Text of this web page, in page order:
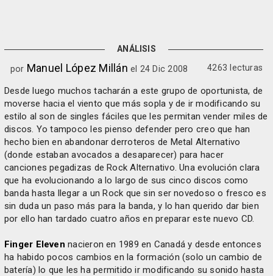
ANÁLISIS
por Manuel López Millánel 24 Dic 2008 4263 lecturas
Desde luego muchos tacharán a este grupo de oportunista, de
moverse hacia el viento que más sopla y de ir modificando su
estilo al son de singles fáciles que les permitan vender miles de
discos. Yo tampoco les pienso defender pero creo que han
hecho bien en abandonar derroteros de Metal Alternativo
(donde estaban avocados a desaparecer) para hacer
canciones pegadizas de Rock Alternativo. Una evolución clara
que ha evolucionando a lo largo de sus cinco discos como
banda hasta llegar a un Rock que sin ser novedoso o fresco es
sin duda un paso más para la banda, y lo han querido dar bien
por ello han tardado cuatro años en preparar este nuevo CD.
Finger Eleven nacieron en 1989 en Canadá y desde entonces
ha habido pocos cambios en la formación (solo un cambio de
batería) lo que les ha permitido ir modificando su sonido hasta